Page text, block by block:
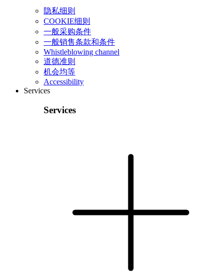
隐私细则
COOKIE细则
一般采购条件
一般销售条款和条件
Whistleblowing channel
道德准则
机会均等
Accessibility
Services
Services